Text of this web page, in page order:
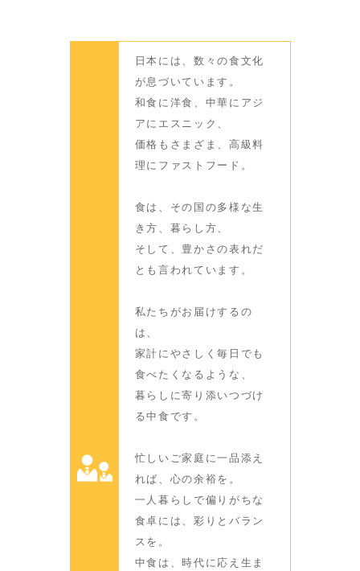
日本には、数々の食文化
が息づいています。
和食に洋食、中華にアジ
アにエスニック、
価格もさまざま、高級料
理にファストフード。
食は、その国の多様な生
き方、暮らし方、
そして、豊かさの表れだ
とも言われています。
私たちがお届けするの
は、
家計にやさしく毎日でも
食べたくなるような、
暮らしに寄り添いつづけ
る中食です。
忙しいご家庭に一品添え
れば、心の余裕を。
一人暮らしで偏りがちな
食卓には、彩りとバラン
スを。
中食は、時代に応え生ま